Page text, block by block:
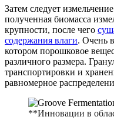
Затем следует
полученная биомасса
крупности, после чего
содержания влаги. Очень
котором порошковое
различного размера.
транспортировки и
равномерное
**Инновации в